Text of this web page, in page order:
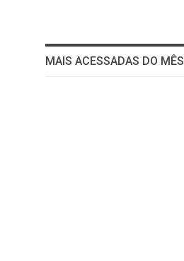
MAIS ACESSADAS DO MÊS